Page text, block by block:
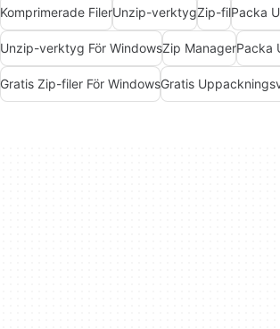
Komprimerade FilerUnzip-verktygZip-filPacka
Unzip-verktyg För WindowsZip ManagerPacka
Gratis Zip-filer För WindowsGratis